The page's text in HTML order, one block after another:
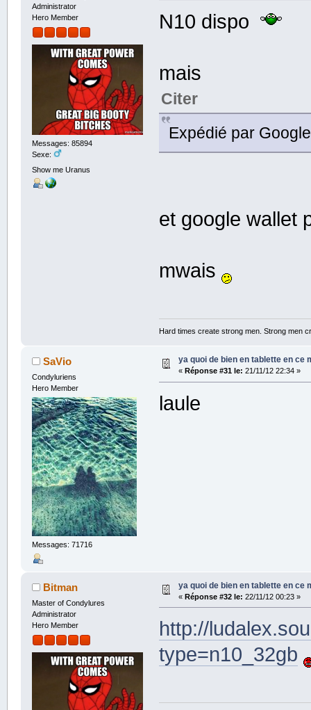
Administrator
Hero Member
Messages: 85894
Sexe:
Show me Uranus
N10 dispo
mais
Citer
Expédié par
et google wallet
mwais
Hard times create strong men. Strong men
SaVio
Condyluriens
Hero Member
Messages: 71716
ya quoi de bien en tablette en ce
« Réponse #31 le: 21/11/12 22:34 »
laule
Bitman
Master of Condylures
Administrator
Hero Member
ya quoi de bien en tablette en ce
« Réponse #32 le: 22/11/12 00:23 »
http://
type=n10_32gb